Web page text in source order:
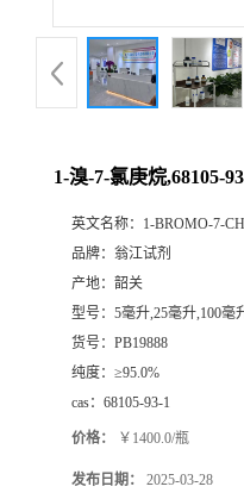
1-溴-7-氯庚烷,68105-
英文名称： 1-BROMO-7-
品牌： 翁江试剂
产地： 韶关
型号： 5毫升,25毫升,100毫
货号： PB19888
纯度： ≥95.0%
cas： 68105-93-1
价格： ￥1400.0/瓶
发布日期： 2025-03-28